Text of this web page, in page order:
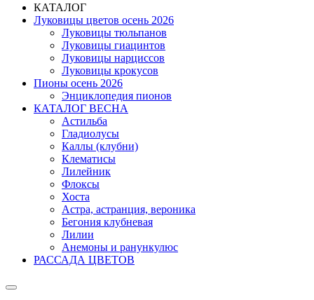
КАТАЛОГ
Луковицы цветов осень 2026
Луковицы тюльпанов
Луковицы гиацинтов
Луковицы нарциссов
Луковицы крокусов
Пионы осень 2026
Энциклопедия пионов
КАТАЛОГ ВЕСНА
Астильба
Гладиолусы
Каллы (клубни)
Клематисы
Лилейник
Флоксы
Хоста
Астра, астранция, вероника
Бегония клубневая
Лилии
Анемоны и ранункулюс
РАССАДА ЦВЕТОВ